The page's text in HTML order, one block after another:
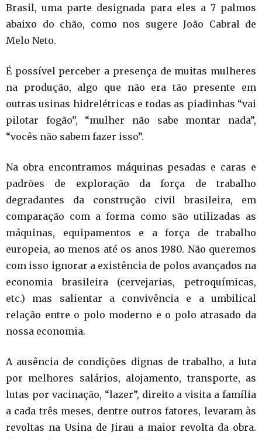
Brasil, uma parte designada para eles a 7 palmos
abaixo do chão, como nos sugere João Cabral de
Melo Neto.
É possível perceber a presença de muitas mulheres
na produção, algo que não era tão presente em
outras usinas hidrelétricas e todas as piadinhas “vai
pilotar fogão”, “mulher não sabe montar nada”,
“vocês não sabem fazer isso”.
Na obra encontramos máquinas pesadas e caras e
padrões de exploração da força de trabalho
degradantes da construção civil brasileira, em
comparação com a forma como são utilizadas as
máquinas, equipamentos e a força de trabalho
europeia, ao menos até os anos 1980. Não queremos
com isso ignorar a existência de polos avançados na
economia brasileira (cervejarias, petroquímicas,
etc.) mas salientar a convivência e a umbilical
relação entre o polo moderno e o polo atrasado da
nossa economia.
A ausência de condições dignas de trabalho, a luta
por melhores salários, alojamento, transporte, as
lutas por vacinação, “lazer”, direito a visita a família
a cada três meses, dentre outros fatores, levaram às
revoltas na Usina de Jirau a maior revolta da obra.